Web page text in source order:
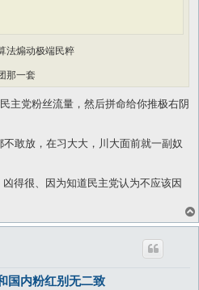
法煽动极端民粹
那一套
主党粉丝流量，然后拼命给你推极右阴
敢放，在习大大，川大面前就一副奴
得很、因为知道民主党认为不应该因
国内粉红别无二致